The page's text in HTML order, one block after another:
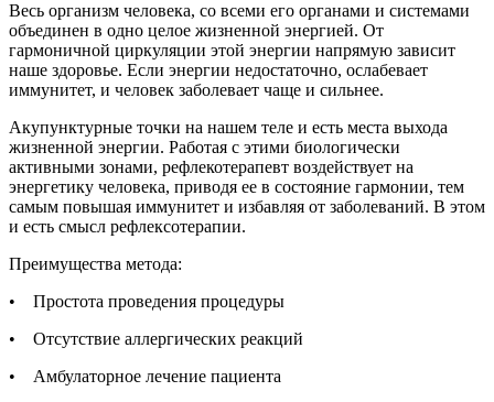
Весь организм человека, со всеми его органами и системами
объединен в одно целое жизненной энергией. От
гармоничной циркуляции этой энергии напрямую зависит
наше здоровье. Если энергии недостаточно, ослабевает
иммунитет, и человек заболевает чаще и сильнее.
Акупунктурные точки на нашем теле и есть места выхода
жизненной энергии. Работая с этими биологически
активными зонами, рефлекотерапевт воздействует на
энергетику человека, приводя ее в состояние гармонии, тем
самым повышая иммунитет и избавляя от заболеваний. В этом
и есть смысл рефлексотерапии.
Преимущества метода:
• Простота проведения процедуры
• Отсутствие аллергических реакций
• Амбулаторное лечение пациента